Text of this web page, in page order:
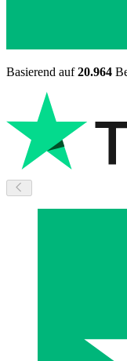
Basierend auf20.964